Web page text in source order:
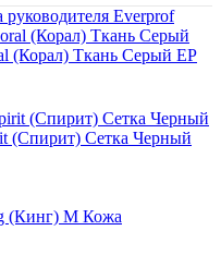
руководителя Everprof
(Корал) Ткань Серый EP
(Спирит) Сетка Черный